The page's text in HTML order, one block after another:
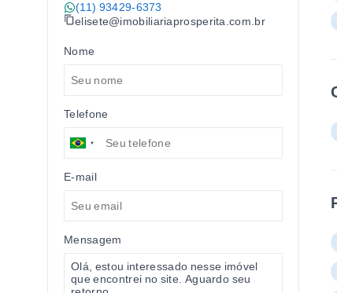
(11) 93429-6373
elisete@imobiliariaprosperita.com.br
Nome
Telefone
E-mail
Mensagem